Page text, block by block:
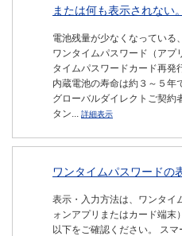
または何も表示されない
電池残量が少なくなっている
ワンタイムパスワード（アプ
タイムパスワードカード再
内蔵電池の寿命は約３～５
グローバルダイレクトご契約
タン... 詳細表示
ワンタイムパスワードの
表示・入力方法は、ワンタイ
ォンアプリまたはカード端末
以下をご確認ください。 ス